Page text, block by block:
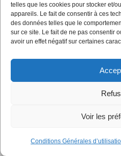
telles que les cookies pour stocker et/
appareils. Le fait de consentir à ces
des données telles que le
sur ce site. Le fait de ne pas consentir
avoir un effet négatif sur certaines
Voir les
Conditions Générales
Conditions